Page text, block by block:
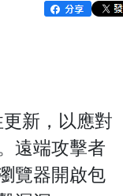
新，以應對
遠端攻擊者
覽器開啟包